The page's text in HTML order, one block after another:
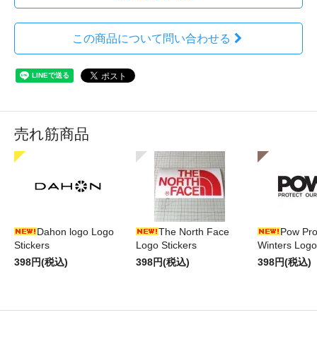
この商品について問い合わせる
売れ筋商品
Dahon logo Logo
Stickers
398円(税込)
The North Face
Logo Stickers
398円(税込)
Pow
Winters
398円(税込)